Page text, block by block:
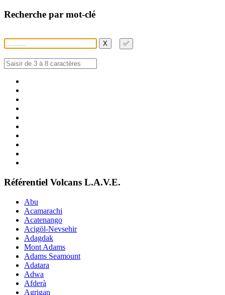
Recherche par mot-clé
X ✅
Référentiel Volcans L.A.V.E.
Abu
Acamarachi
Acatenango
Acigöl-Nevsehir
Adagdak
Mont Adams
Adams Seamount
Adatara
Adwa
Afderà
Agrigan